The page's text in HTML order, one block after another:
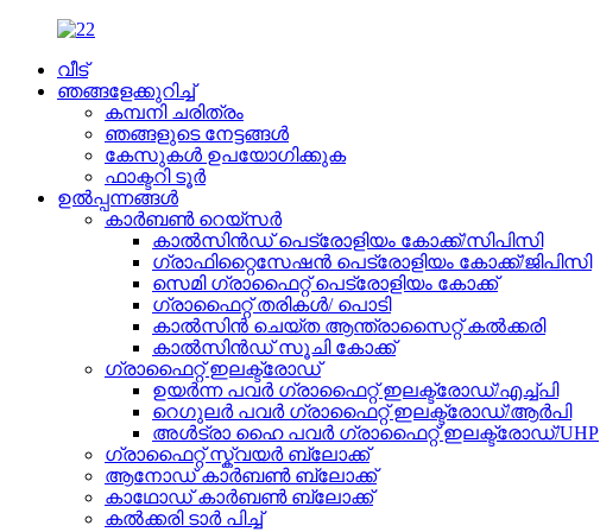
വീട്
ഞങ്ങളേക്കുറിച്ച്
കമ്പനി ചരിത്രം
ഞങ്ങളുടെ നേട്ടങ്ങൾ
കേസുകൾ ഉപയോഗിക്കുക
ഫാക്ടറി ടൂർ
ഉൽപ്പന്നങ്ങൾ
കാർബൺ റെയ്‌സർ
കാൽസിൻഡ് പെട്രോളിയം കോക്ക്/സിപിസി
ഗ്രാഫിറ്റൈസേഷൻ പെട്രോളിയം കോക്ക്/ജിപിസി
സെമി ഗ്രാഫൈറ്റ് പെട്രോളിയം കോക്ക്
ഗ്രാഫൈറ്റ് തരികൾ/ പൊടി
കാൽസിൻ ചെയ്ത ആന്ത്രാസൈറ്റ് കൽക്കരി
കാൽസിൻഡ് സൂചി കോക്ക്
ഗ്രാഫൈറ്റ് ഇലക്ട്രോഡ്
ഉയർന്ന പവർ ഗ്രാഫൈറ്റ് ഇലക്ട്രോഡ്/എച്ച്പി
റെഗുലർ പവർ ഗ്രാഫൈറ്റ് ഇലക്ട്രോഡ്/ആർപി
അൾട്രാ ഹൈ പവർ ഗ്രാഫൈറ്റ് ഇലക്ട്രോഡ്/UHP
ഗ്രാഫൈറ്റ് സ്ക്വയർ ബ്ലോക്ക്
ആനോഡ് കാർബൺ ബ്ലോക്ക്
കാഥോഡ് കാർബൺ ബ്ലോക്ക്
കൽക്കരി ടാർ പിച്ച്